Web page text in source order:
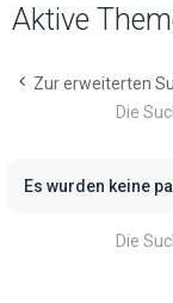
Aktive
Zur erweiterten
Die
Es wurden keine
Die